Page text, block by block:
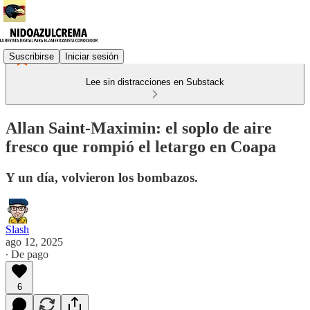
Suscribirse Iniciar sesión
Lee sin distracciones en Substack
Allan Saint-Maximin: el soplo de aire
fresco que rompió el letargo en Coapa
Y un día, volvieron los bombazos.
Slash
ago 12, 2025
∙ De pago
6